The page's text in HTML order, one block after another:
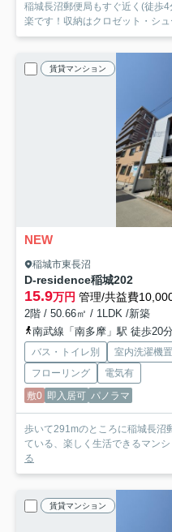
稲城長沼郵便局もすぐ近く(徒歩
楽です！収納はクロゼット・シ
賃貸マンション
NEW
稲城市東長沼
D-residence稲城202
15.9万円 管理/共益費
2階 / 50.66㎡ / 1LDK /新築
南武線「南多摩」駅 徒歩20
バス・トイレ別 室内洗濯機
フローリング
電気有
敷0 即入居可 パノラマ
歩いて291mのところに稲城長沼
ている、楽しく生活できるマン
る
賃貸マンション